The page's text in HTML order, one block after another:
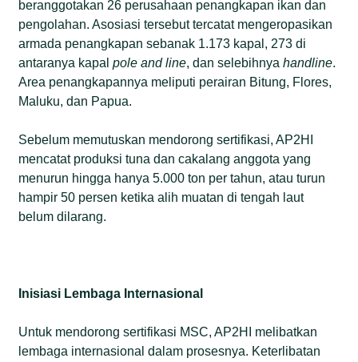
beranggotakan 26 perusahaan penangkapan ikan dan
pengolahan. Asosiasi tersebut tercatat mengeropasikan
armada penangkapan sebanak 1.173 kapal, 273 di
antaranya kapalpole and line, dan selebihnyahandline.
Area penangkapannya meliputi perairan Bitung, Flores,
Maluku, dan Papua.
Sebelum memutuskan mendorong sertifikasi, AP2HI
mencatat produksi tuna dan cakalang anggota yang
menurun hingga hanya 5.000 ton per tahun, atau turun
hampir 50 persen ketika alih muatan di tengah laut
belum dilarang.
Inisiasi Lembaga Internasional
Untuk mendorong sertifikasi MSC, AP2HI melibatkan
lembaga internasional dalam prosesnya. Keterlibatan